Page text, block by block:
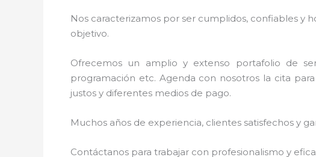
Nos caracterizamos por ser cumplidos, confiables y
objetivo.
Ofrecemos un amplio y extenso portafolio de
programación etc. Agenda con nosotros la cita
justos y diferentes medios de pago.
Muchos años de experiencia, clientes satisfechos y
Contáctanos para trabajar con profesionalismo y